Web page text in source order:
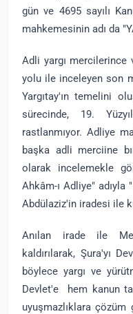
gün ve 4695 sayılı
mahkemesinin adı da
Adli yargı
yolu ile inceleyen son
Yargıtay'ın temelini
sürecinde, 19.
rastlanmıyor. Adliye
başka adli merciine
olarak incelemekle
Ahkâm-ı Adliye"
Abdülaziz'in iradesi ile
Anılan irade ile
kaldırılarak, Şura'yı
böylece yargı ve
Devlet'e hem kanun
uyuşmazlıklara